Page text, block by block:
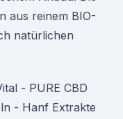
aus reinem BIO-
natürlichen
- PURE CBD
- Hanf Extrakte